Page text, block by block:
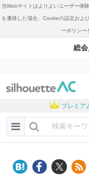
当Webサイトはよりよいユーザー体
を遷移した場合、Cookieの設定およ
ーポリシー
総
プレミア